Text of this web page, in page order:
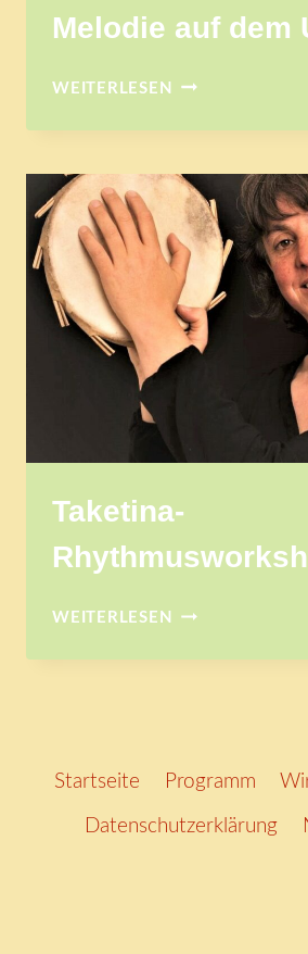
Melodie auf dem
WEITERLESEN
HANDPAN
RHYTHMIK
MELODIE
AUF
DEM
UFO
Taketina-
WEITERLESEN
TAKETINA-
Startseite Programm
Datenschutzerklärung